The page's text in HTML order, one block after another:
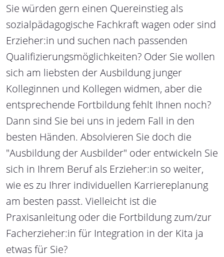
Sie würden gern einen Quereinstieg als
sozialpädagogische Fachkraft wagen oder sind
Erzieher:in und suchen nach passenden
Qualifizierungsmöglichkeiten? Oder Sie wollen
sich am liebsten der Ausbildung junger
Kolleginnen und Kollegen widmen, aber die
entsprechende Fortbildung fehlt Ihnen noch?
Dann sind Sie bei uns in jedem Fall in den
besten Händen. Absolvieren Sie doch die
"Ausbildung der Ausbilder" oder entwickeln Sie
sich in Ihrem Beruf als Erzieher:in so weiter,
wie es zu Ihrer individuellen Karriereplanung
am besten passt. Vielleicht ist die
Praxisanleitung oder die Fortbildung zum/zur
Facherzieher:in für Integration in der Kita ja
etwas für Sie?